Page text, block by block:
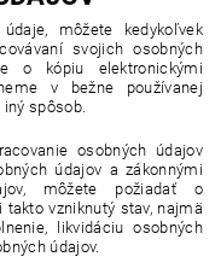
môžete kedykoľvek
svojich osobných
o kópiu elektronickými
v bežne používanej
spôsob.
osobných údajov
údajov a zákonnými
môžete požiadať o
vzniknutý stav, najmä
likvidáciu osobných
údajov.